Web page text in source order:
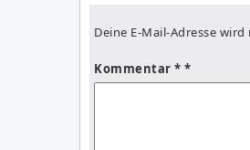
Deine E-Mail-Adresse
Kommentar *